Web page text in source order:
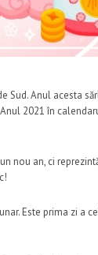
Anul acesta
2021 în
nou an, ci
Este prima zi a